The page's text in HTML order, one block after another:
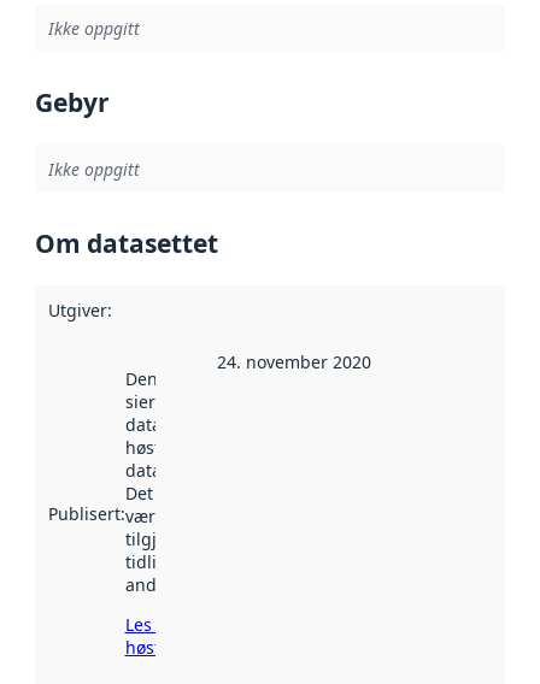
Ikke oppgitt
Gebyr
Ikke oppgitt
Om datasettet
Utgiver:
Publisert:
Denne datoen
sier når
datasettet ble
høstet av
data.norge.no.
Det kan ha
vært
tilgjengelig
tidligere
andre steder.
Les mer om
høsting her
24. november 2020